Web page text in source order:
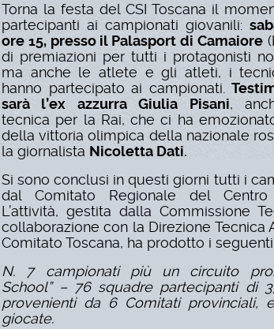
Torna la festa del CSI Toscana il
partecipanti ai campionati giovanili:
ore 15, presso il Palasport di Camaiore
di premiazioni per tutti i protagonisti
ma anche le atlete e gli atleti, i
hanno partecipato ai campionati.
sarà l’ex azzurraGiulia Pisani,
tecnica per la Rai, che ci ha
della vittoria olimpica della nazionale
la giornalista Nicoletta Dati.
Si sono conclusi in questi giorni tutti i
dal Comitato Regionale del Centro
L’attività, gestita dalla Commissione
collaborazione con la Direzione Tecnica
Comitato Toscana, ha prodotto i seguenti
N. 7 campionati più un circuito
School” – 76 squadre partecipanti di
provenienti da 6 Comitati provinciali,
giocate.